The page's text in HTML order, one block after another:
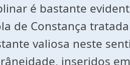
é bastante
de Constança
valiosa neste
inseridos